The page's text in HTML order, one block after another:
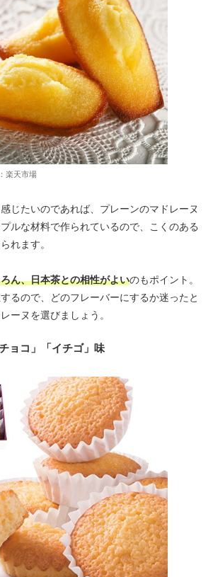
楽天市場
じたいのであれば、プレーンのマドレーヌ
ルな材料で作られているので、こくのある
れます。
ん、日本茶との相性がよいのもポイント。
るので、どのフレーバーにするか迷ったと
ーヌを選びましょう。
ョコ」「イチゴ」味